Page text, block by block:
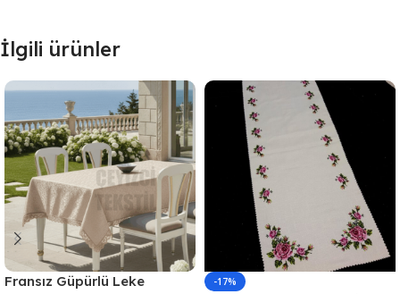
İlgili ürünler
Fransız Güpürlü Leke
-17%